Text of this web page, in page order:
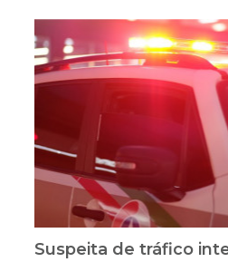
Suspeita de tráfico